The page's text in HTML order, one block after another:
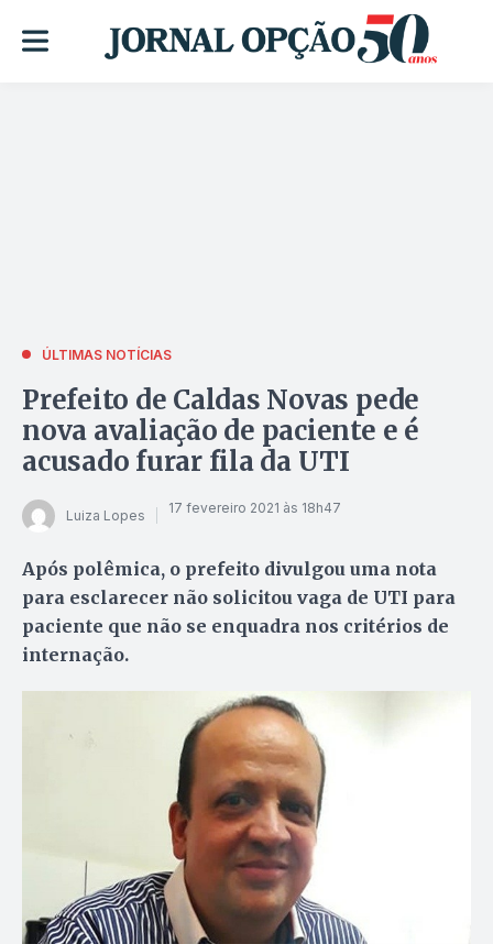
ÚLTIMAS NOTÍCIAS
Prefeito de Caldas Novas pede
nova avaliação de paciente e é
acusado furar fila da UTI
Luiza Lopes 17 fevereiro 2021 às 18h47
Após polêmica, o prefeito divulgou uma nota
para esclarecer não solicitou vaga de UTI para
paciente que não se enquadra nos critérios de
internação.